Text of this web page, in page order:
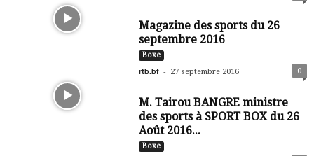
Magazine des sports du 26
septembre 2016
Boxe
rtb.bf - 27 septembre 2016 0
M. Tairou BANGRE ministre
des sports à SPORT BOX du 26
Août 2016...
Boxe